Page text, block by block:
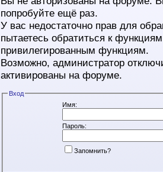
попробуйте ещё раз.
У вас недостаточно прав для
пытаетесь обратиться к
привилегированным функциям.
Возможно, администратор
активированы на форуме.
Вход
Имя:
Пароль:
Запомнить?